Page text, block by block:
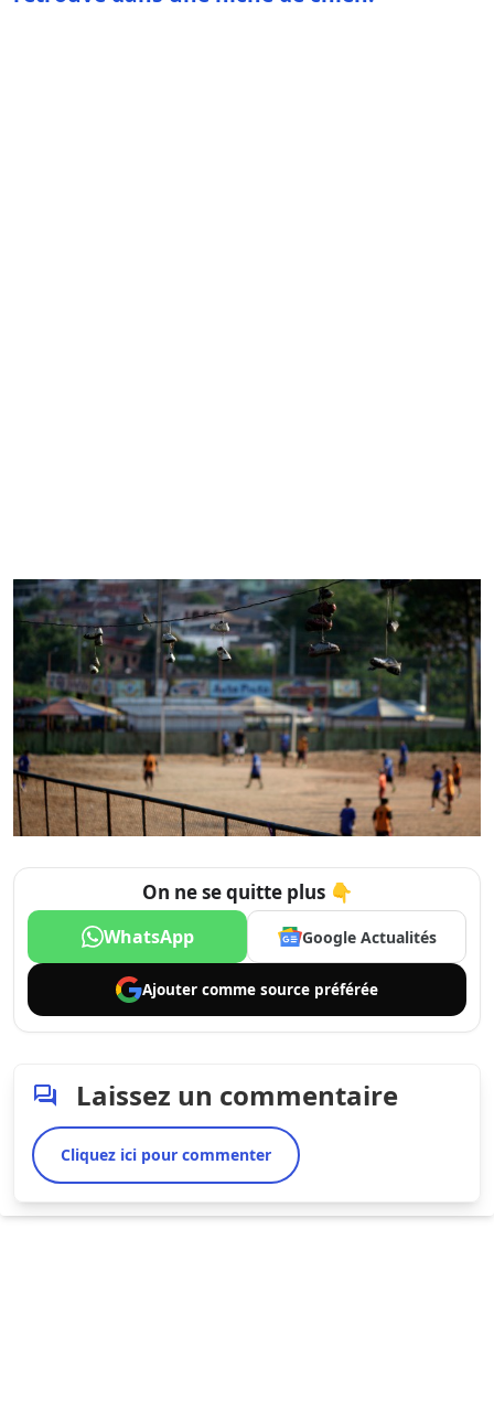
On ne se quitte plus 👇
WhatsApp Google Actualités
Ajouter comme source préférée
Laissez un commentaire
Cliquez ici pour commenter